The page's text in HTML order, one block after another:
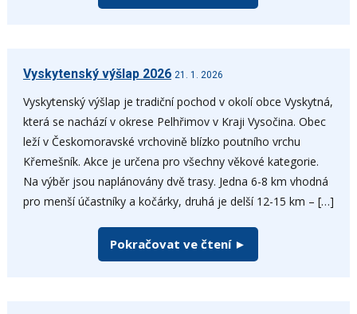
Vyskytenský výšlap 2026 21. 1. 2026
Vyskytenský výšlap je tradiční pochod v okolí obce Vyskytná,
která se nachází v okrese Pelhřimov v Kraji Vysočina. Obec
leží v Českomoravské vrchovině blízko poutního vrchu
Křemešník. Akce je určena pro všechny věkové kategorie.
Na výběr jsou naplánovány dvě trasy. Jedna 6-8 km vhodná
pro menší účastníky a kočárky, druhá je delší 12-15 km – […]
Pokračovat ve čtení ►